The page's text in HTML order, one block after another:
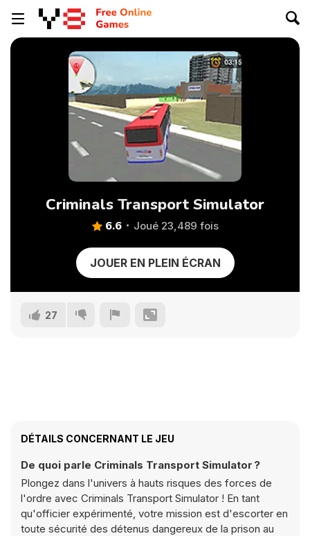
Criminals Transport Simulator
6.6 Joué 23,489 fois
JOUER EN PLEIN ÉCRAN
27
DÉTAILS CONCERNANT LE JEU
De quoi parle Criminals Transport Simulator ?
Plongez dans l'univers à hauts risques des forces de
l'ordre avec Criminals Transport Simulator ! En tant
qu'officier expérimenté, votre mission est d'escorter en
toute sécurité des détenus dangereux de la prison au